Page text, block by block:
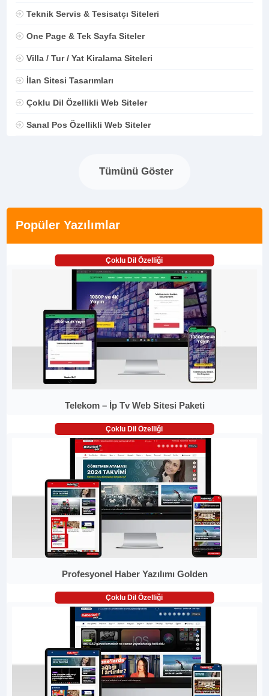
Teknik Servis & Tesisatçı Siteleri
One Page & Tek Sayfa Siteler
Villa / Tur / Yat Kiralama Siteleri
İlan Sitesi Tasarımları
Çoklu Dil Özellikli Web Siteler
Sanal Pos Özellikli Web Siteler
Tümünü Göster
Popüler Yazılımlar
Çoklu Dil Özelliği
Telekom – İp Tv Web Sitesi Paketi
Çoklu Dil Özelliği
Profesyonel Haber Yazılımı Golden
Çoklu Dil Özelliği